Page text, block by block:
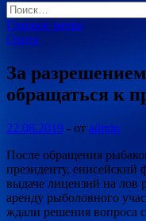
Найти:
Главное меню
Охота
За
обращаться к
22.08.2019 - от admin
После обращения
президенту,
выдаче лицензий на лов
аренду рыболовного
ждали решения вопроса